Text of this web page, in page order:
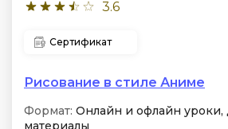
3.6
Сертификат
Рисование в стиле Аниме
Формат: Онлайн и офлайн уроки,
материалы